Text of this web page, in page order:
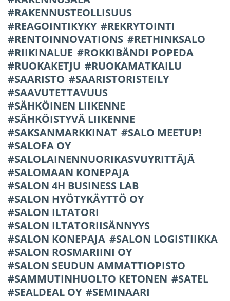
RAKENNUSTEOLLISUUS
REAGOINTIKYKY
REKRYTOINTI
RENTOINNOVATIONS
RETHINKSALO
RIIKINALUE
ROKKIBÄNDI POPEDA
RUOKAKETJU
RUOKAMATKAILU
SAARISTO
SAARISTORISTEILY
SAAVUTETTAVUUS
SÄHKÖINEN LIIKENNE
SÄHKÖISTYVÄ LIIKENNE
SAKSANMARKKINAT
SALO MEETUP!
SALOFA OY
SALOLAINENNUORIKASVUYRITTÄJÄ
SALOMAAN KONEPAJA
SALON 4H BUSINESS LAB
SALON HYÖTYKÄYTTÖ OY
SALON ILTATORI
SALON ILTATORIISÄNNYYS
SALON KONEPAJA
SALON LOGISTIIKKA
SALON ROSMARIINI OY
SALON SEUDUN AMMATTIOPISTO
SAMMUTINHUOLTO KETONEN
SATEL
SEALDEAL OY
SEMINAARI